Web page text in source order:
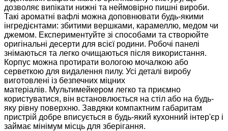
дозволяє випікати нижні та неймовірно пишні вироби.
Такі ароматні вафлі можна доповнювати будь-якими
інгредієнтами: збитими вершками, карамеллю, медом чи
джемом. Експериментуйте зі способами та створюйте
оригінальні десерти для всієї родини. Робочі панелі
знімаються та легко очищаються після використання.
Корпус можна протирати вологою мочалкою або
серветкою для видалення пилу. Усі деталі виробу
виготовлені із безпечних міцних
матеріалів. Мультимейкером легко та приємно
користуватися, він встановлюється на стіл або на будь-
яку рівну поверхню. Завдяки компактним габаритам
пристрій добре вписується в будь-який кухонний інтер'єр і
займає мінімум місць для зберігання.